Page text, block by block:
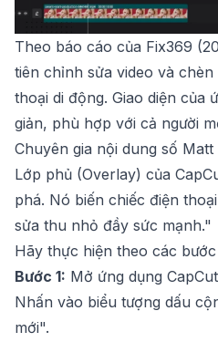
Theo báo cáo của Fix369
tiên chỉnh sửa video và
thoại di động. Giao diện của
giản, phù hợp với cả người
Chuyên gia nội dung số
Lớp phủ (Overlay) của
phá. Nó biến chiếc điện
sửa thu nhỏ đầy sức mạnh."
Hãy thực hiện theo các
Bước 1: Mở ứng dụng
Nhấn vào biểu tượng dấu
mới".